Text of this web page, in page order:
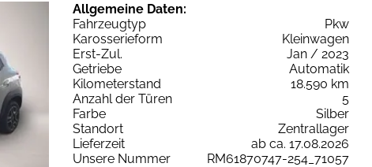
Allgemeine Daten:
Fahrzeugtyp
Pkw
Karosserieform
Kleinwagen
Erst-Zul.
Jan / 2023
Getriebe
Automatik
Kilometerstand
18.590 km
Anzahl der Türen
5
Farbe
Silber
Standort
Zentrallager
Lieferzeit
ab ca. 17.08.2026
Unsere Nummer
RM61870747-254_71057